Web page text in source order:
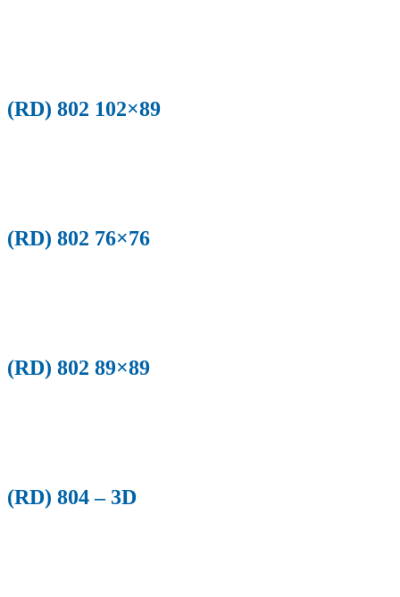
(RD) 802 102×89
(RD) 802 76×76
(RD) 802 89×89
(RD) 804 – 3D